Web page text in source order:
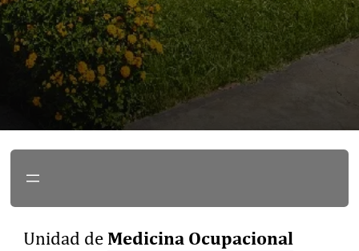
Unidad de Medicina Ocupacional